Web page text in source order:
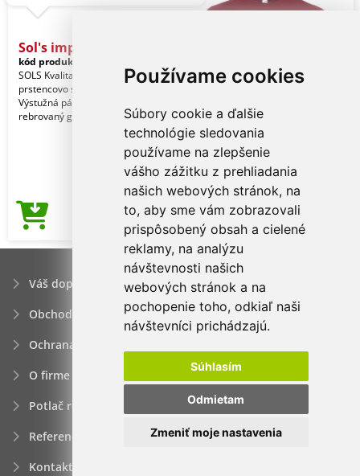
Používame cookies
Súbory cookie a ďalšie
technológie sledovania
používame na zlepšenie
vášho zážitku z prehliadania
našich webových stránok, na
to, aby sme vám zobrazovali
prispôsobený obsah a cielené
reklamy, na analýzu
návštevnosti našich
webových stránok a na
pochopenie toho, odkiaľ naši
návštevníci prichádzajú.
Súhlasím
Odmietam
Zmeniť moje nastavenia
Sol's imperial - Men'
kód produktu:
SOLS Kvalita. 100 % poločesaná
prstencovo spriadaná bavlna. Štýl.
Výstužná páska na krku. Elastanový
rebrovaný golier. K
Cena od 3,40€
Váš dopyt
Obchodné podmienky
Ochrana osobných údajov
O firme
Potlač reklamných predmetov
Referencie
Kontakt